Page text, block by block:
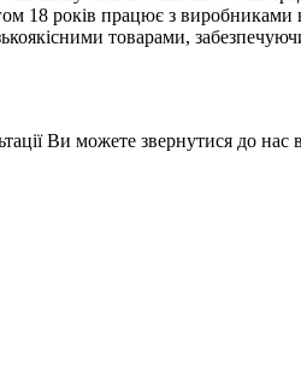
18 років працює з виробниками
товарами,
Ви можете звернутися до нас